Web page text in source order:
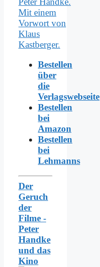
Bestellen
über
die
Verlagswebseite
Bestellen
bei
Amazon
Bestellen
bei
Lehmanns
Der
Geruch
der
Filme -
Peter
Handke
und das
Kino